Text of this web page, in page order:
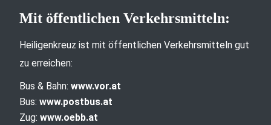
Mit öffentlichen Verkehrsmitteln:
Heiligenkreuz ist mit öffentlichen Verkehrsmitteln gut
zu erreichen:
Bus & Bahn: www.vor.at
Bus: www.postbus.at
Zug: www.oebb.at